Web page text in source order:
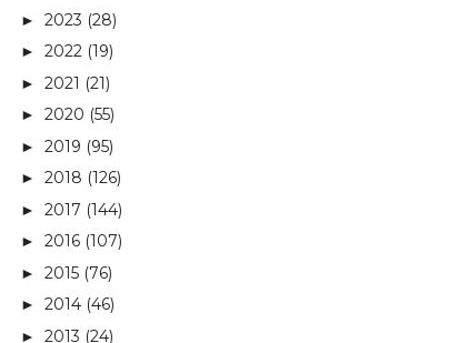
► 2023 (28)
► 2022 (19)
► 2021 (21)
► 2020 (55)
► 2019 (95)
► 2018 (126)
► 2017 (144)
► 2016 (107)
► 2015 (76)
► 2014 (46)
► 2013 (24)